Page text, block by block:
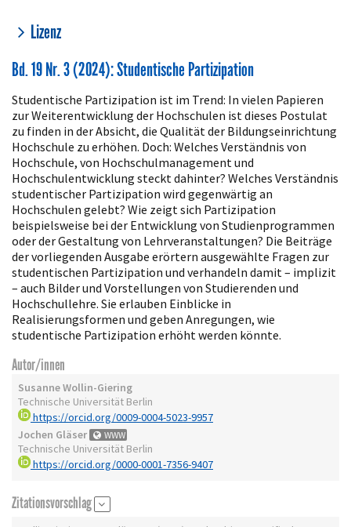
Artikeldetails
Lizenz
Bd. 19 Nr. 3 (2024): Studentische Partizipation
Studentische Partizipation ist im Trend: In vielen Papieren
zur Weiterentwicklung der Hochschulen ist dieses Postulat
zu finden in der Absicht, die Qualität der Bildungseinrichtung
Hochschule zu erhöhen. Doch: Welches Verständnis von
Hochschule, von Hochschulmanagement und
Hochschulentwicklung steckt dahinter? Welches Verständnis
studentischer Partizipation wird gegenwärtig an
Hochschulen gelebt? Wie zeigt sich Partizipation
beispielsweise bei der Entwicklung von Studienprogrammen
oder der Gestaltung von Lehrveranstaltungen? Die Beiträge
der vorliegenden Ausgabe erörtern ausgewählte Fragen zur
studentischen Partizipation und verhandeln damit – implizit
– auch Bilder und Vorstellungen von Studierenden und
Hochschullehre. Sie erlauben Einblicke in
Realisierungsformen und geben Anregungen, wie
studentische Partizipation erhöht werden könnte.
Autor/innen
Susanne Wollin-Giering
Technische Universität Berlin
https://orcid.org/0009-0004-5023-9957
Jochen Gläser
WWW
Technische Universität Berlin
https://orcid.org/0000-0001-7356-9407
Zitationsvorschlag